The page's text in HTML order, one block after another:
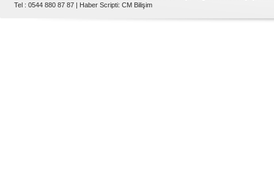
Tel : 0544 880 87 87 | Haber Scripti: CM Bilişim